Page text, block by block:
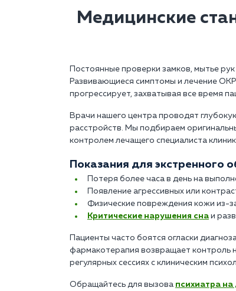
Медицинские
Постоянные проверки замков, мытье
Развивающиеся симптомы и лечение
прогрессирует, захватывая все время
Врачи нашего центра проводят
расстройств. Мы подбираем
контролем лечащего специалиста
Показания для экстренного
Потеря более часа в день на
Появление агрессивных или
Физические повреждения кожи из-
Критические нарушения сна и
Пациенты часто боятся огласки
фармакотерапия возвращает контроль
регулярных сессиях с клиническим
Обращайтесь для вызова психиатра на